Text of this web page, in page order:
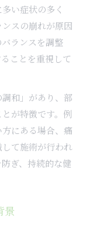
出す方法
ア実践法
上の秘訣
と違い
実践方法
ローチ解説
る影響
い症状の多く
スの崩れが原因
ランスを調整
ことを重視して
和」があり、部
が特徴です。例
にある場合、痛
て施術が行われ
ぎ、持続的な健
景